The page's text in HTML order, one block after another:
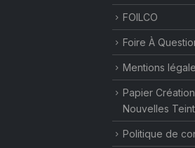
FOILCO
Foire À
Mentions
Papier
Nouvelles
Politique de